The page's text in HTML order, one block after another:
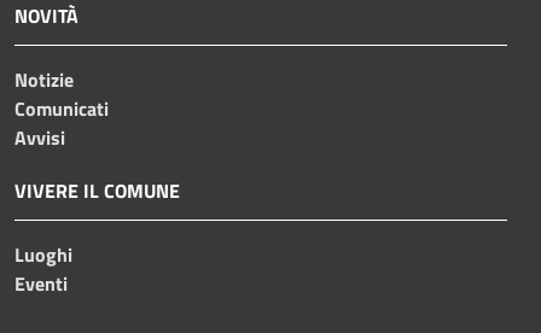
NOVITÀ
Notizie
Comunicati
Avvisi
VIVERE IL COMUNE
Luoghi
Eventi